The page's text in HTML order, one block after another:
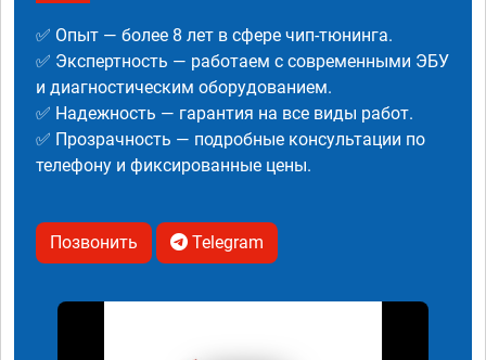
✅ Опыт — более 8 лет в сфере чип-тюнинга.
✅ Экспертность — работаем с современными ЭБУ
и диагностическим оборудованием.
✅ Надежность — гарантия на все виды работ.
✅ Прозрачность — подробные консультации по
телефону и фиксированные цены.
Позвонить Telegram